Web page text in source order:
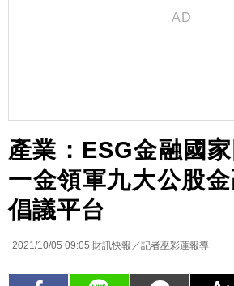
產業：ESG金融國
一金領軍九大公股
倡議平台
2021/10/05 09:05 財訊快報／記者巫彩蓮報導